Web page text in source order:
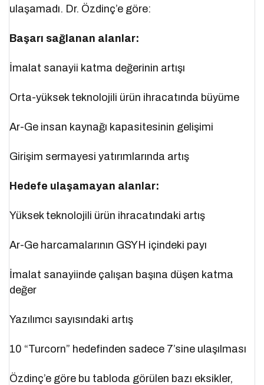
ulaşamadı. Dr. Özdinç’e göre:
Başarı sağlanan alanlar:
İmalat sanayii katma değerinin artışı
Orta-yüksek teknolojili ürün ihracatında büyüme
Ar-Ge insan kaynağı kapasitesinin gelişimi
Girişim sermayesi yatırımlarında artış
Hedefe ulaşamayan alanlar:
Yüksek teknolojili ürün ihracatındaki artış
Ar-Ge harcamalarının GSYH içindeki payı
İmalat sanayiinde çalışan başına düşen katma
değer
Yazılımcı sayısındaki artış
10 “Turcorn” hedefinden sadece 7’sine ulaşılması
Özdinç’e göre bu tabloda görülen bazı eksikler,